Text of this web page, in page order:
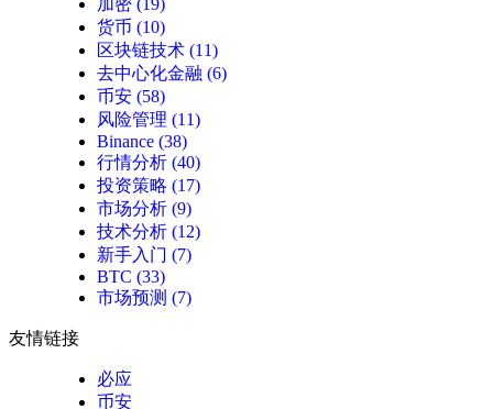
货币 (10)
区块链技术 (11)
去中心化金融 (6)
币安 (58)
风险管理 (11)
Binance (38)
行情分析 (40)
投资策略 (17)
市场分析 (9)
技术分析 (12)
新手入门 (7)
BTC (33)
市场预测 (7)
友情链接
必应
币安